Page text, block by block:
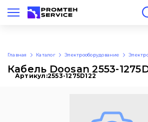
Рус
Главная Каталог Электрооборудование
Кабель Doosan 2553-
Артикул:2553-1275D122